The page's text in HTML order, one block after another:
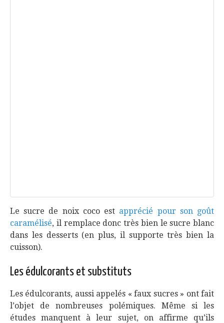
Le sucre de noix coco est apprécié pour son goût
caramélisé, il remplace donc très bien le sucre blanc
dans les desserts (en plus, il supporte très bien la
cuisson).
Les édulcorants et substituts
Les édulcorants, aussi appelés « faux sucres » ont fait
l’objet de nombreuses polémiques. Même si les
études manquent à leur sujet, on affirme qu’ils